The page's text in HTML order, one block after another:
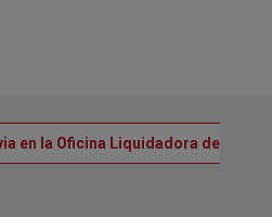
en la Oficina Liquidadora de